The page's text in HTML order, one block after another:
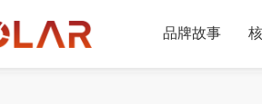
品牌故事